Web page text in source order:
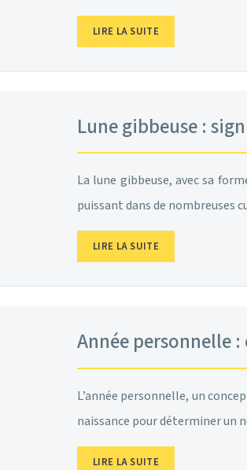
LIRE LA SUITE
Lune gibbeuse :
La lune gibbeuse, avec sa
puissant dans de nombreuses
LIRE LA SUITE
Année personnelle
L’année personnelle, un
naissance pour déterminer un
LIRE LA SUITE